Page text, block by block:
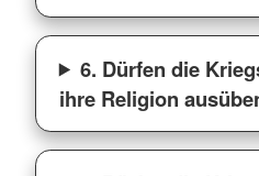
6. Dürfen die
ihre Religion